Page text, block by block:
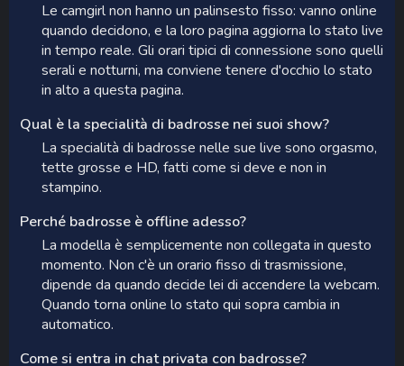
Le camgirl non hanno un palinsesto fisso: vanno online
quando decidono, e la loro pagina aggiorna lo stato live
in tempo reale. Gli orari tipici di connessione sono quelli
serali e notturni, ma conviene tenere d'occhio lo stato
in alto a questa pagina.
Qual è la specialità di badrosse nei suoi show?
La specialità di badrosse nelle sue live sono orgasmo,
tette grosse e HD, fatti come si deve e non in
stampino.
Perché badrosse è offline adesso?
La modella è semplicemente non collegata in questo
momento. Non c'è un orario fisso di trasmissione,
dipende da quando decide lei di accendere la webcam.
Quando torna online lo stato qui sopra cambia in
automatico.
Come si entra in chat privata con badrosse?